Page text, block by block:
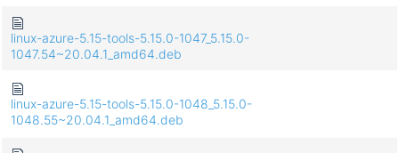
linux-azure-5.15-tools-5.15.0-1047_5.15.0-
1047.54~20.04.1_amd64.deb
linux-azure-5.15-tools-5.15.0-1048_5.15.0-
1048.55~20.04.1_amd64.deb